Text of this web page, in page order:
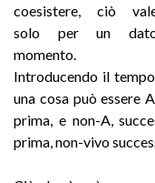
coesistere, ciò
solo per un
momento.
Introducendo il tempo,
una cosa può essere A,
prima, e non-A,
prima, non-vivo